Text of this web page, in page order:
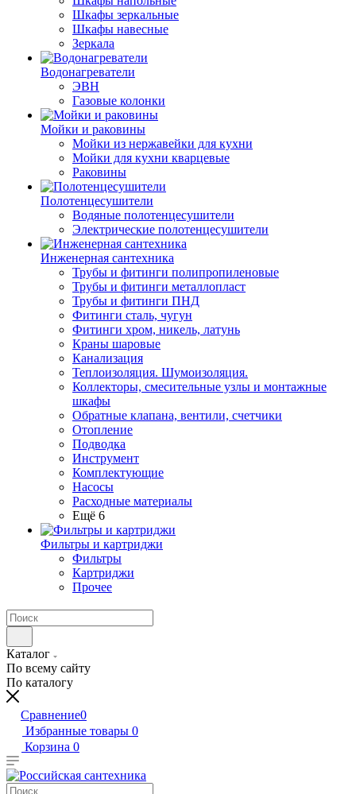
Шкафы зеркальные
Шкафы навесные
Зеркала
Водонагреватели
ЭВН
Газовые колонки
Мойки и раковины
Мойки из нержавейки для кухни
Мойки для кухни кварцевые
Раковины
Полотенцесушители
Водяные полотенцесушители
Электрические полотенцесушители
Инженерная сантехника
Трубы и фитинги полипропиленовые
Трубы и фитинги металлопласт
Трубы и фитинги ПНД
Фитинги сталь, чугун
Фитинги хром, никель, латунь
Краны шаровые
Канализация
Теплоизоляция. Шумоизоляция.
Коллекторы, смесительные узлы и монтажные
шкафы
Обратные клапана, вентили, счетчики
Отопление
Подводка
Инструмент
Комплектующие
Насосы
Расходные материалы
Ещё 6
Фильтры и картриджи
Фильтры
Картриджи
Прочее
Каталог
По всему сайту
По каталогу
Сравнение0
Избранные товары 0
Корзина 0